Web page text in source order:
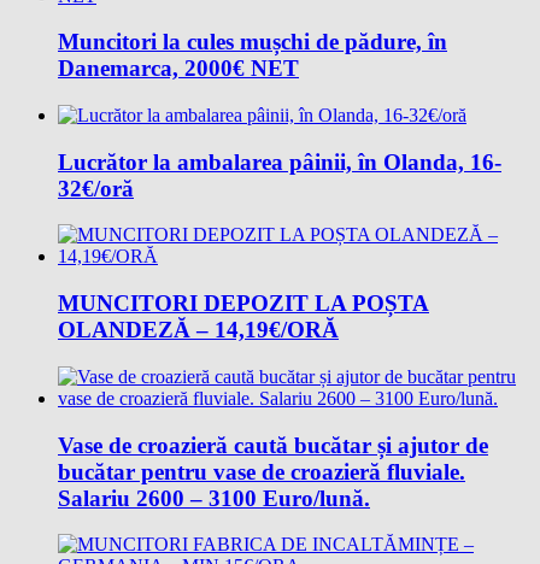
Muncitori la cules mușchi de pădure, în
Danemarca, 2000€ NET
Lucrător la ambalarea pâinii, în Olanda, 16-
32€/oră
MUNCITORI DEPOZIT LA POȘTA
OLANDEZĂ – 14,19€/ORĂ
Vase de croazieră caută bucătar și ajutor de
bucătar pentru vase de croazieră fluviale.
Salariu 2600 – 3100 Euro/lună.